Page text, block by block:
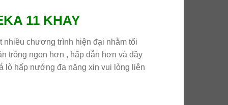
11 KHAY
chương trình hiện đại nhằm tối
trông ngon hơn , hấp dẫn hơn và đầy
lò hấp nướng đa năng xin vui lòng liên